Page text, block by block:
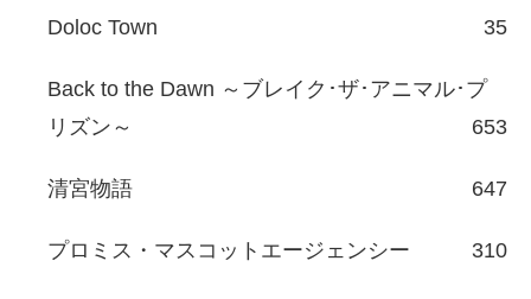
Doloc Town 35
Back to the Dawn ～ブレイク･ザ･アニマル･プ
リズン～
653
清宮物語 647
プロミス・マスコットエージェンシー 310